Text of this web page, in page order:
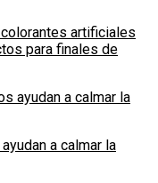
artificiales
para finales de
a calmar la